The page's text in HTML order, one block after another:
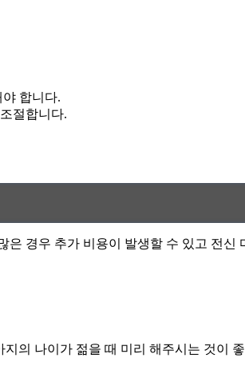
합니다.
절합니다.
경우 추가 비용이 발생할 수 있고 전신
의 나이가 젊을 때 미리 해주시는 것이